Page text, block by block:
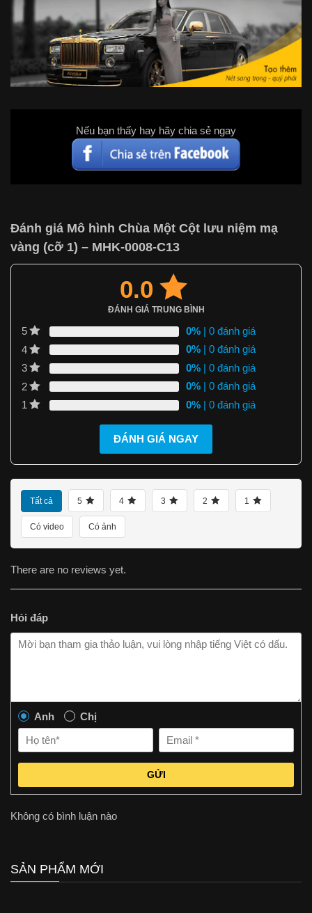
Nếu bạn thấy hay hãy chia sẻ ngay
Đánh giá Mô hình Chùa Một Cột lưu niệm mạ
vàng (cỡ 1) – MHK-0008-C13
0.0
ĐÁNH GIÁ TRUNG BÌNH
5 0% | 0 đánh giá
4
0% | 0 đánh giá
3
0% | 0 đánh giá
2
0% | 0 đánh giá
1
0% | 0 đánh giá
ĐÁNH GIÁ NGAY
Tất cả 5 4 3 2 1
Có video Có ảnh
There are no reviews yet.
Hỏi đáp
Anh Chị
GỬI
Không có bình luận nào
SẢN PHẨM MỚI